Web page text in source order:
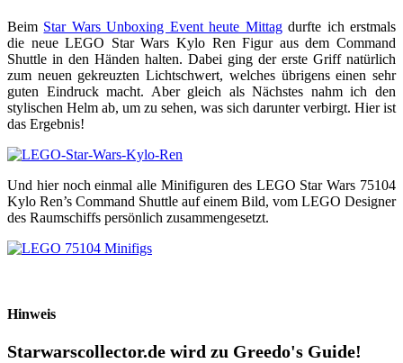
Beim Star Wars Unboxing Event heute Mittagdurfte ich erstmals
die neue LEGO Star Wars Kylo Ren Figur aus dem Command
Shuttle in den Händen halten. Dabei ging der erste Griff natürlich
zum neuen gekreuzten Lichtschwert, welches übrigens einen sehr
guten Eindruck macht. Aber gleich als Nächstes nahm ich den
stylischen Helm ab, um zu sehen, was sich darunter verbirgt. Hier ist
das Ergebnis!
Und hier noch einmal alle Minifiguren des LEGO Star Wars 75104
Kylo Ren’s Command Shuttle auf einem Bild, vom LEGO Designer
des Raumschiffs persönlich zusammengesetzt.
Hinweis
Starwarscollector.de wird zu Greedo's Guide!